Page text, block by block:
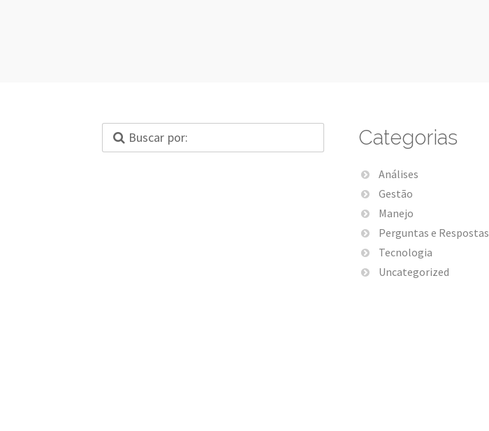
Categorias
Análises
Gestão
Manejo
Perguntas e Respostas
Tecnologia
Uncategorized